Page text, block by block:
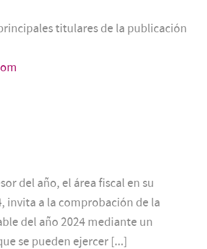
titulares de la publicación
del año, el área fiscal en su
invita a la comprobación de la
del año 2024 mediante un
se pueden ejercer [...]